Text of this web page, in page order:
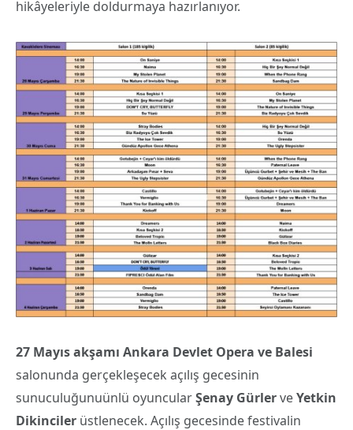
hikâyeleriyle doldurmaya hazırlanıyor.
27 Mayıs akşamı Ankara Devlet Opera ve Balesi
salonunda gerçekleşecek açılış gecesinin
sunuculuğunuünlü oyuncularŞenay GürlerveYetkin
Dikinciler üstlenecek. Açılış gecesinde festivalin